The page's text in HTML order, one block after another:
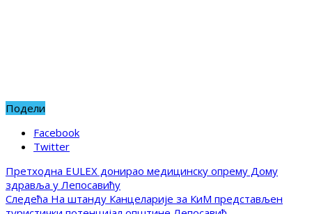
Подели
Facebook
Twitter
Претходна EULEX донирао медицинску опрему Дому
здравља у Лепосавићу
Следећа На штанду Канцеларије за КиМ представљен